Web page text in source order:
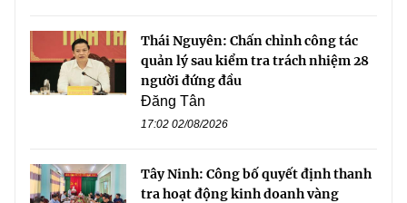
Thái Nguyên: Chấn chỉnh công tác
quản lý sau kiểm tra trách nhiệm 28
người đứng đầu
Đăng Tân
17:02 02/08/2026
Tây Ninh: Công bố quyết định thanh
tra hoạt động kinh doanh vàng